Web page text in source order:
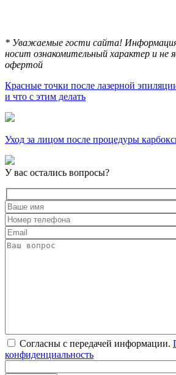
* Уважаемые гости сайта!
носит ознакомительный характер и не
офертой
Красные точки после лазерной
и что с этим делать
Уход за лицом после процедуры
У вас остались вопросы?
Согласны с передачей информации.
конфиденциальность